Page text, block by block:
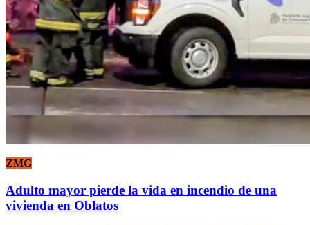
ZMG
Adulto mayor pierde la vida en incendio de una
vivienda en Oblatos